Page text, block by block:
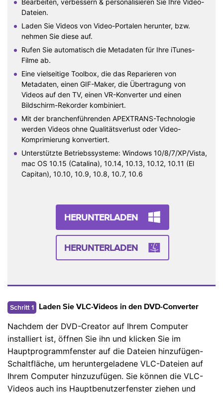
Dateien.
Laden Sie Videos von Video-Portalen herunter, bzw.
nehmen Sie diese auf.
Rufen Sie automatisch die Metadaten für Ihre iTunes-
Filme ab.
Eine vielseitige Toolbox, die das Reparieren von
Metadaten, einen GIF-Maker, die Übertragung von
Videos auf den TV, einen VR-Konverter und einen
Bildschirm-Rekorder kombiniert.
Mit der branchenführenden APEXTRANS-Technologie
werden Videos ohne Qualitätsverlust oder Video-
Komprimierung konvertiert.
Unterstützte Betriebssysteme: Windows 10/8/7/XP/Vista,
mac OS 10.15 (Catalina), 10.14, 10.13, 10.12, 10.11 (El
Capitan), 10.10, 10.9, 10.8, 10.7, 10.6
HERUNTERLADEN
HERUNTERLADEN
Schritt 1 Laden Sie VLC-Videos in den DVD-Converter
Nachdem der DVD-Creator auf Ihrem Computer
installiert ist, öffnen Sie ihn und klicken Sie im
Hauptprogrammfenster auf die Dateien hinzufügen-
Schaltfläche, um heruntergeladene VLC-Dateien auf
Ihrem Computer hinzuzufügen. Sie können die VLC-
Videos auch ins Hauptbenutzerfenster ziehen und